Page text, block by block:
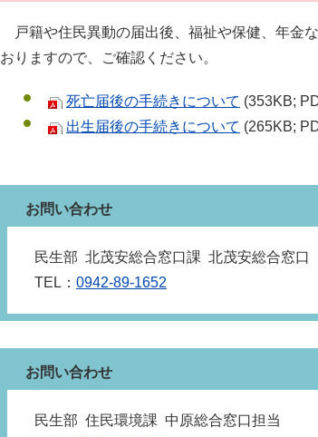
戸籍や住民異動の届出後、福祉や保健、年金
おりますので、ご確認ください。
死亡届後の手続きについて (353KB;
出生届後の手続きについて (265KB;
お問い合わせ
民生部 北茂安総合窓口課 北茂安総合窓口
TEL： 0942-89-1652
お問い合わせ
民生部 住民環境課 中原総合窓口担当